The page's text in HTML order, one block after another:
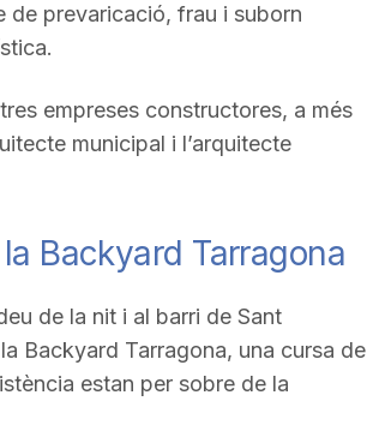
de prevaricació, frau i suborn
empreses constructores, a més
municipal i l’arquitecte
Backyard Tarragona
de la nit i al barri de Sant
Backyard Tarragona, una cursa de
estan per sobre de la